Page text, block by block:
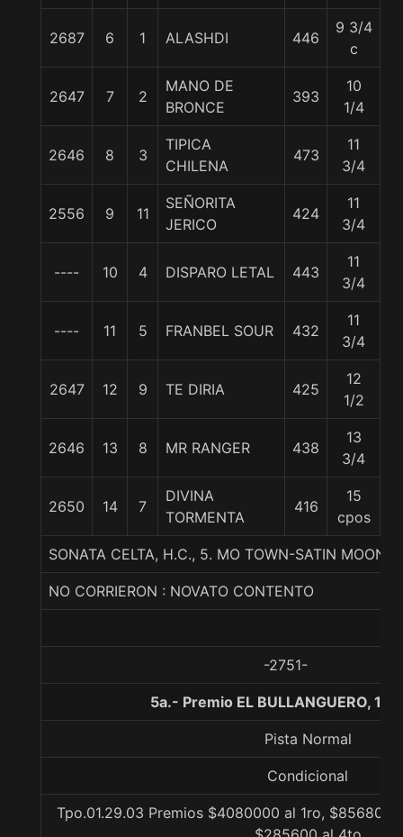
2687 6 1 ALASHDI 446
9 3/4
c
2647 7 2
MANO DE
BRONCE
393
10
1/4
2646 8 3
TIPICA
CHILENA
473
11
3/4
2556 9 11
SEÑORITA
JERICO
424
11
3/4
---- 10 4 DISPARO LETAL 443
11
3/4
---- 11 5 FRANBEL SOUR 432
11
3/4
2647 12 9 TE DIRIA 425
12
1/2
2646 13 8 MR RANGER 438
13
3/4
2650 14 7
DIVINA
TORMENTA
416
15
cpos
SONATA CELTA, H.C., 5. MO TOWN-SATIN MOON-
NO CORRIERON : NOVATO CONTENTO
-2751-
5a.- Premio EL BULLANGUERO,
Pista Normal
Condicional
Tpo.01.29.03 Premios $4080000 al 1ro, $856800